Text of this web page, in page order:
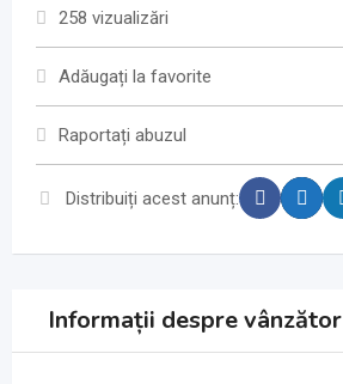
258 vizualizări
Adăugați la favorite
Raportați abuzul
Distribuiți acest anunț:
Informații despre vânzător